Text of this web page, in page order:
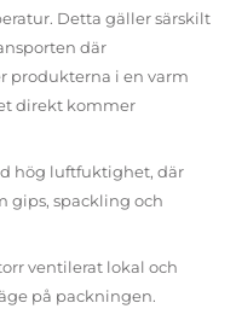
Detta gäller särskilt
där
produkterna i en varm
direkt kommer
hög luftfuktighet, där
gips, spackling och
ventilerat lokal och
på packningen.